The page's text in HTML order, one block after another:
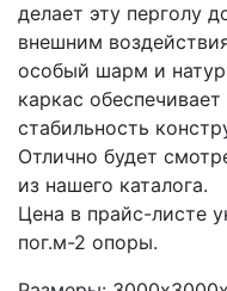
делает эту перголу
внешним
особый шарм и
каркас
стабильность
Отлично будет
из нашего каталога.
Цена в прайс-листе
пог.м-2 опоры.